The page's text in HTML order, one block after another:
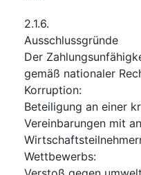
2.1.6.
Ausschlussgründe
Der
gemäß nationaler
Korruption:
Beteiligung an einer
Vereinbarungen mit
Wettbewerbs: